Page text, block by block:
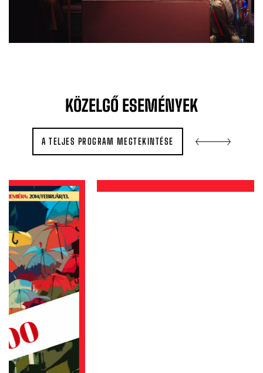
KÖZELGŐ ESEMÉNYEK
A TELJES PROGRAM MEGTEKINTÉSE